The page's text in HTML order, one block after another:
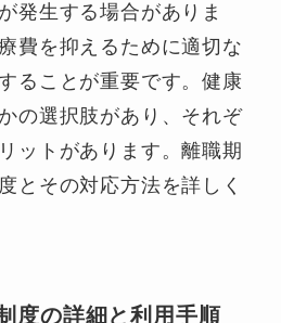
発生する場合がありま
費を抑えるために適切な
ることが重要です。健康
の選択肢があり、それぞ
ットがあります。離職期
とその対応方法を詳しく
度の詳細と利用手順